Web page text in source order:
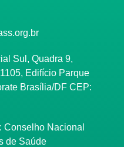
Sul, Quadra 9,
Edifício Parque
Brasília/DF CEP:
Conselho Nacional
de Saúde